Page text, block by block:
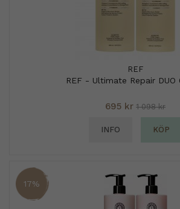
REF
REF - Ultimate Repair DUO
695 kr 1 098 kr
INFO KÖP
17%